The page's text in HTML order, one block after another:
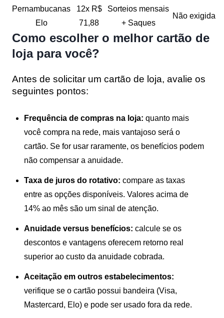
Pernambucanas
Elo
12x R$
71,88
Sorteios mensais
+ Saques
Não exigida
Como escolher o melhor cartão de
loja para você?
Antes de solicitar um cartão de loja, avalie os
seguintes pontos:
Frequência de compras na loja: quanto mais
você compra na rede, mais vantajoso será o
cartão. Se for usar raramente, os benefícios podem
não compensar a anuidade.
Taxa de juros do rotativo: compare as taxas
entre as opções disponíveis. Valores acima de
14% ao mês são um sinal de atenção.
Anuidade versus benefícios: calcule se os
descontos e vantagens oferecem retorno real
superior ao custo da anuidade cobrada.
Aceitação em outros estabelecimentos:
verifique se o cartão possui bandeira (Visa,
Mastercard, Elo) e pode ser usado fora da rede.